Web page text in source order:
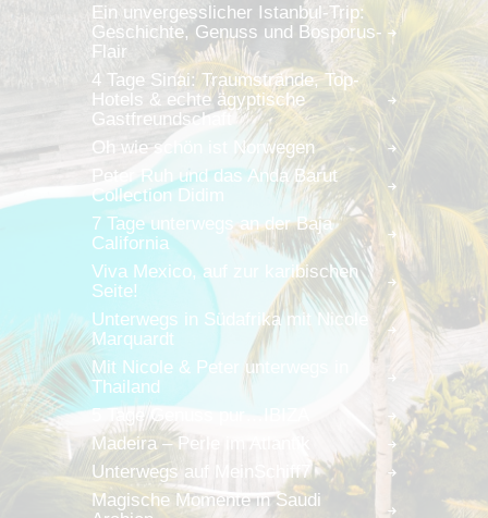
Ein unvergesslicher Istanbul-Trip:
Geschichte, Genuss und Bosporus-
Flair
4 Tage Sinai: Traumstrände, Top-
Hotels & echte ägyptische
Gastfreundschaft
Oh wie schön ist Norwegen
Peter Ruh und das Anda Barut
Collection Didim
7 Tage unterwegs an der Baja
California
Viva Mexico, auf zur karibischen
Seite!
Unterwegs in Südafrika mit Nicole
Marquardt
Mit Nicole & Peter unterwegs in
Thailand
5 Tage Genuss pur…IBIZA
Madeira – Perle im Atlantik
Unterwegs auf MeinSchiff7
Magische Momente in Saudi